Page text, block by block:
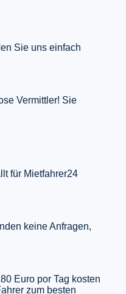
Sie uns einfach
Vermittler! Sie
für Mietfahrer24
keine Anfragen,
Euro por Tag kosten
zum besten